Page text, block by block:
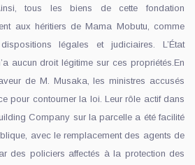
tous les biens de cette fondation
aux héritiers de Mama Mobutu, comme
légales et judiciaires. L’État
aucun droit légitime sur ces propriétés.En
de M. Musaka, les ministres accusés
pour contourner la loi. Leur rôle actif dans
Company sur la parcelle a été facilité
avec le remplacement des agents de
des policiers affectés à la protection des